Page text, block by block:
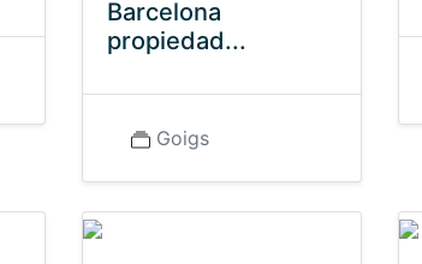
Barcelona
propiedad...
Goigs